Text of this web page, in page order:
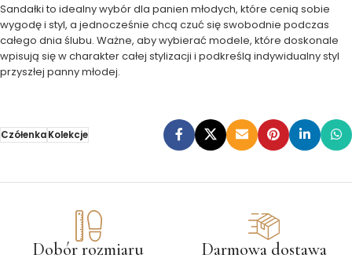
Sandałki to idealny wybór dla panien młodych, które cenią sobie
wygodę i styl, a jednocześnie chcą czuć się swobodnie podczas
całego dnia ślubu. Ważne, aby wybierać modele, które doskonale
wpisują się w charakter całej stylizacji i podkreślą indywidualny styl
przyszłej panny młodej.
CzółenkaKolekcje
Dobór rozmiaru Darmowa dostawa